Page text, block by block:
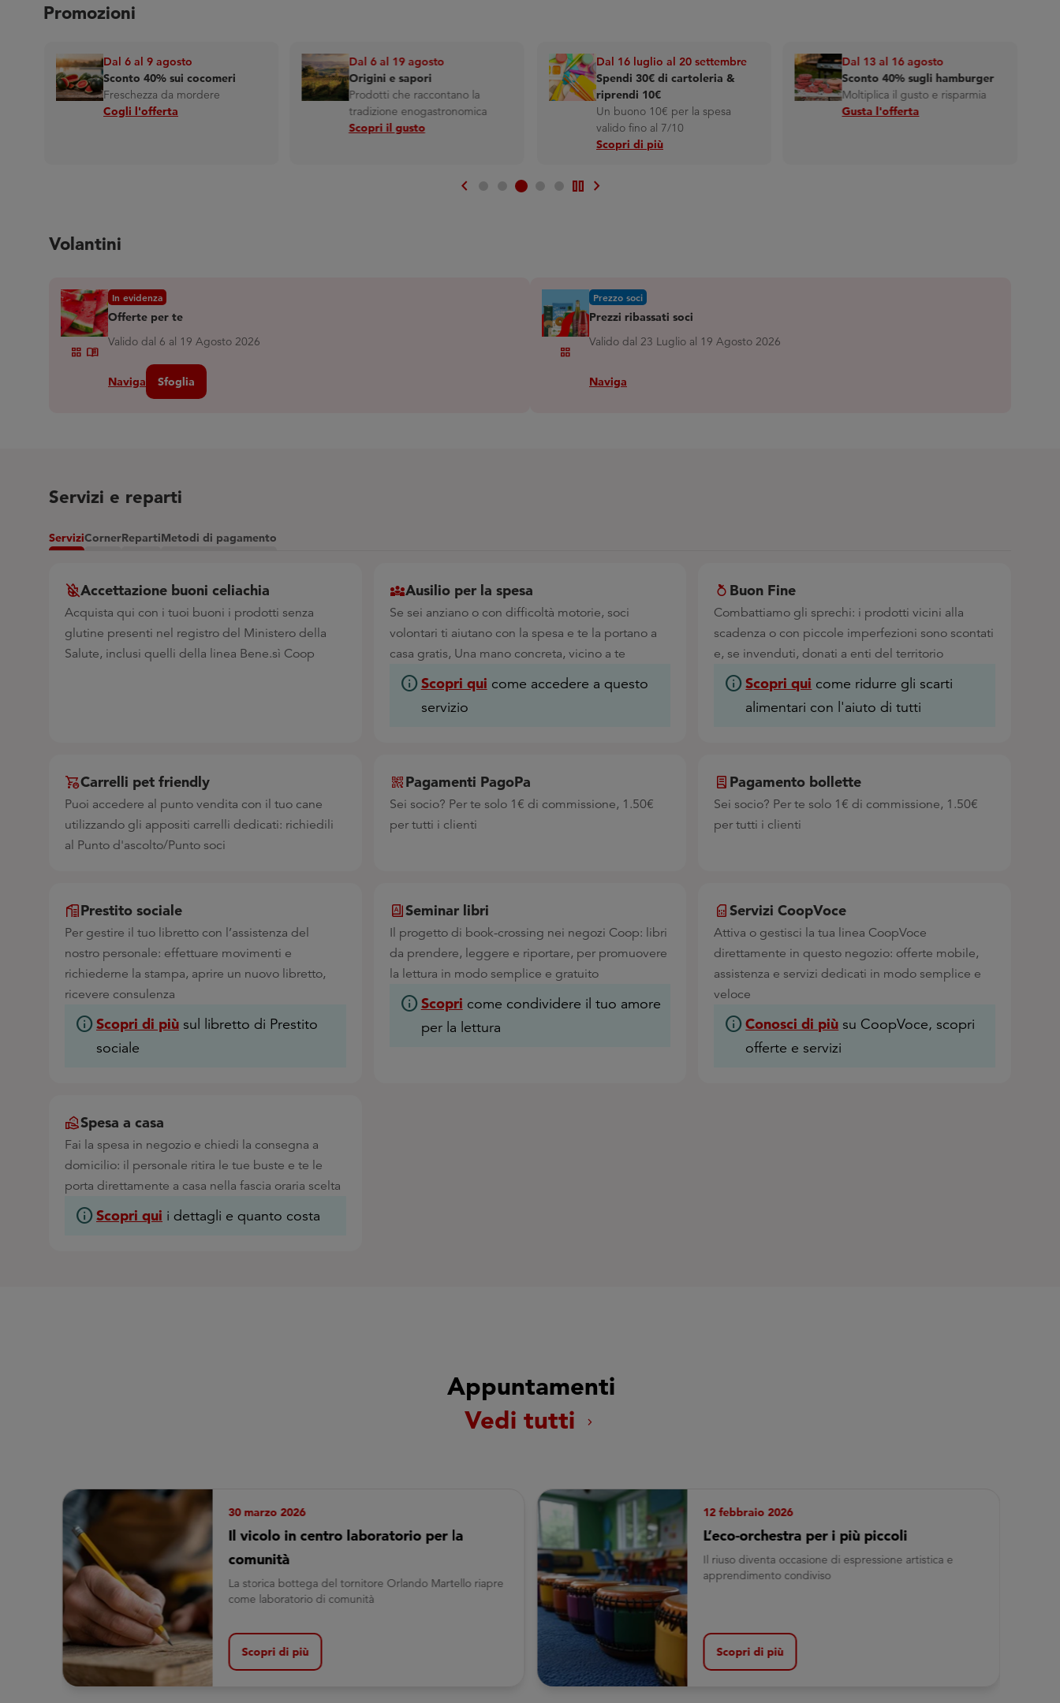
Promozioni
Dal 6 al 9 agosto
Sconto 40% sui cocomeri
Freschezza da mordere
Cogli l'offerta
Dal 6 al 19 agosto
Origini e sapori
Prodotti che raccontano la
tradizione enogastronomica
Scopri il gusto
Dal 16 luglio al 20 settembre
Spendi 30€ di cartoleria &
riprendi 10€
Un buono 10€ per la spesa
valido fino al 7/10
Scopri di più
Dal 13 al 16 agosto
Sconto 40% sugli hamburger
Moltiplica il gusto e risparmia
Gusta l'offerta
chevron_left pause chevron_right
Volantini
Grid_view Menu_book
In evidenza
Offerte per te
Valido dal 6 al 19 Agosto 2026
Naviga Sfoglia
Grid_view
Prezzo soci
Prezzi ribassati soci
Valido dal 23 Luglio al 19 Agosto 2026
Naviga
Servizi e reparti
ServiziCornerRepartiMetodi di pagamento
Accettazione buoni celiachia
Acquista qui con i tuoi buoni i prodotti senza
glutine presenti nel registro del Ministero della
Salute, inclusi quelli della linea Bene.sì Coop
Ausilio per la spesa
Se sei anziano o con difficoltà motorie, soci
volontari ti aiutano con la spesa e te la portano a
casa gratis, Una mano concreta, vicino a te
infoScopri qui come accedere a questo
servizio
Buon Fine
Combattiamo gli sprechi: i prodotti vicini alla
scadenza o con piccole imperfezioni sono scontati
e, se invenduti, donati a enti del territorio
infoScopri qui come ridurre gli scarti
alimentari con l'aiuto di tutti
Carrelli pet friendly
Puoi accedere al punto vendita con il tuo cane
utilizzando gli appositi carrelli dedicati: richiedili
al Punto d'ascolto/Punto soci
Pagamenti PagoPa
Sei socio? Per te solo 1€ di commissione, 1.50€
per tutti i clienti
Pagamento bollette
Sei socio? Per te solo 1€ di commissione, 1.50€
per tutti i clienti
Prestito sociale
Per gestire il tuo libretto con l’assistenza del
nostro personale: effettuare movimenti e
richiederne la stampa, aprire un nuovo libretto,
ricevere consulenza
infoScopri di più sul libretto di Prestito
sociale
Seminar libri
Il progetto di book-crossing nei negozi Coop: libri
da prendere, leggere e riportare, per promuovere
la lettura in modo semplice e gratuito
infoScopri come condividere il tuo amore
per la lettura
Servizi CoopVoce
Attiva o gestisci la tua linea CoopVoce
direttamente in questo negozio: offerte mobile,
assistenza e servizi dedicati in modo semplice e
veloce
infoConosci di più su CoopVoce, scopri
offerte e servizi
Spesa a casa
Fai la spesa in negozio e chiedi la consegna a
domicilio: il personale ritira le tue buste e te le
porta direttamente a casa nella fascia oraria scelta
infoScopri qui i dettagli e quanto costa
Appuntamenti
Vedi tutti
chevron_right
30 marzo 2026
Il vicolo in centro laboratorio per la
comunità
La storica bottega del tornitore Orlando Martello riapre
come laboratorio di comunità
Scopri di più
12 febbraio 2026
L’eco-orchestra per i più piccoli
Il riuso diventa occasione di espressione artistica e
apprendimento condiviso
Scopri di più